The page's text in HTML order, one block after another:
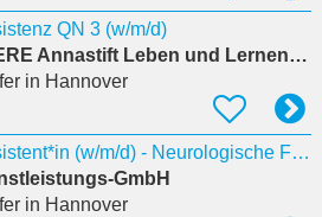
QN 3 (w/m/d)
DIAKOVERE Annastift Leben und Lernen gGmbH
in Hannover
Pflegeassistent*in (w/m/d) - Neurologische Frührehabilitation
GmbH
in Hannover